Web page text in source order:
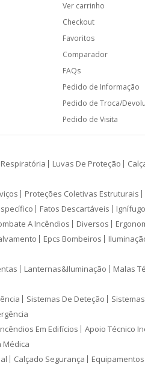
Ver carrinho
Checkout
Favoritos
Comparador
FAQs
Pedido de Informação
Pedido de Troca/
Pedido de Visita
Luvas De Proteção
Proteções Coletivas Estruturais
Fatos Descartáveis
A Incêndios Diversos
Epcs Bombeiros
Lanternas&Iluminação Malas
Sistemas De Deteção
Em Edifícios Apoio Técnico
Médica
Calçado Segurança